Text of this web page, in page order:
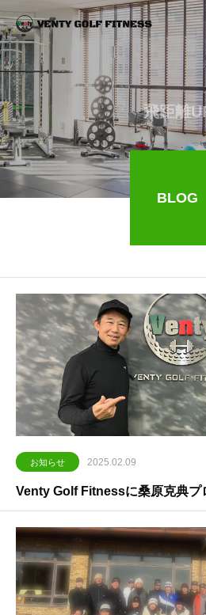
飛距離
BLOG
お知らせ 2025.02.09
Venty Golf Fitnessに桑原克典プ